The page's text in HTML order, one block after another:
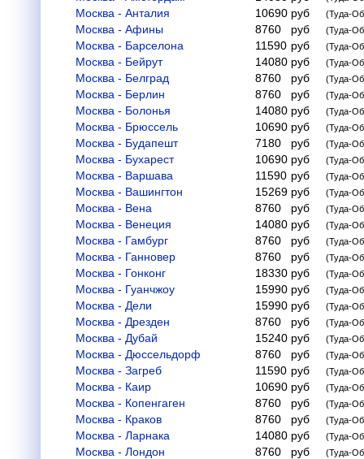
Москва - Анталия 10690 руб (Туда-
Москва - Афины 8760 руб (Туда-
Москва - Барселона 11590 руб (Туда-
Москва - Бейрут 14080 руб (Туда-
Москва - Белград 8760 руб (Туда-
Москва - Берлин 8760 руб (Туда-
Москва - Болонья 14080 руб (Туда-
Москва - Брюссель 10690 руб (Туда-
Москва - Будапешт 7180 руб (Туда-
Москва - Бухарест 10690 руб (Туда-
Москва - Варшава 11590 руб (Туда-
Москва - Вашингтон 15269 руб (Туда-
Москва - Вена 8760 руб (Туда-
Москва - Венеция 14080 руб (Туда-
Москва - Гамбург 8760 руб (Туда-
Москва - Ганновер 8760 руб (Туда-
Москва - Гонконг 18330 руб (Туда-
Москва - Гуанчжоу 15990 руб (Туда-
Москва - Дели 15990 руб (Туда-
Москва - Дрезден 8760 руб (Туда-
Москва - Дубай 15240 руб (Туда-
Москва - Дюссельдорф 8760 руб (Туда-
Москва - Загреб 11590 руб (Туда-
Москва - Каир 10690 руб (Туда-
Москва - Копенгаген 8760 руб (Туда-
Москва - Краков 8760 руб (Туда-
Москва - Ларнака 14080 руб (Туда-
Москва - Лондон 8760 руб (Туда-